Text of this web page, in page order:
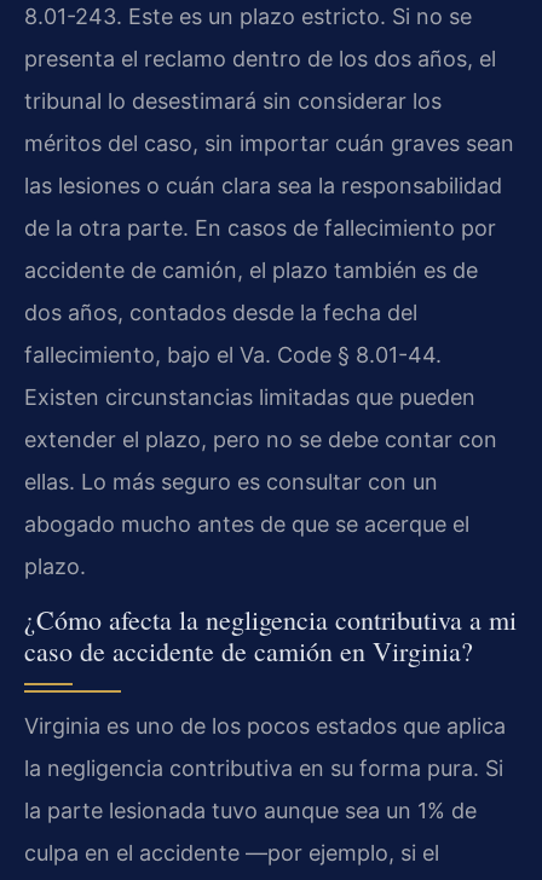
8.01-243. Este es un plazo estricto. Si no se
presenta el reclamo dentro de los dos años, el
tribunal lo desestimará sin considerar los
méritos del caso, sin importar cuán graves sean
las lesiones o cuán clara sea la responsabilidad
de la otra parte. En casos de fallecimiento por
accidente de camión, el plazo también es de
dos años, contados desde la fecha del
fallecimiento, bajo el Va. Code § 8.01-44.
Existen circunstancias limitadas que pueden
extender el plazo, pero no se debe contar con
ellas. Lo más seguro es consultar con un
abogado mucho antes de que se acerque el
plazo.
¿Cómo afecta la negligencia contributiva a mi
caso de accidente de camión en Virginia?
Virginia es uno de los pocos estados que aplica
la negligencia contributiva en su forma pura. Si
la parte lesionada tuvo aunque sea un 1% de
culpa en el accidente —por ejemplo, si el